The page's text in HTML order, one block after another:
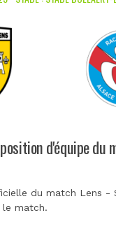
d'équipe du
du match Lens -
le match.